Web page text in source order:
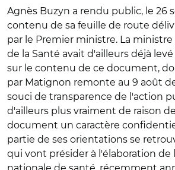
Agnès Buzyn a rendu public, le 26
contenu de sa feuille de route
par le Premier ministre. La
de la Santé avait d'ailleurs déjà
sur le contenu de ce document,
par Matignon remonte au 9 août
souci de transparence de l'action
d'ailleurs plus vraiment de raison
document un caractère
partie de ses orientations se
qui vont présider à l'élaboration de